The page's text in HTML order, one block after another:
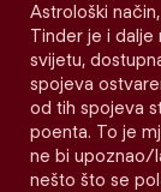
Astrološki
Tinder je i dalje
svijetu,
spojeva
od tih spojeva
poenta. To je
ne bi upoznao/
nešto što se